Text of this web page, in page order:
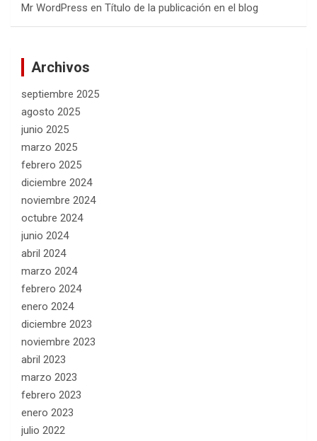
Mr WordPress en Título de la publicación en el blog
Archivos
septiembre 2025
agosto 2025
junio 2025
marzo 2025
febrero 2025
diciembre 2024
noviembre 2024
octubre 2024
junio 2024
abril 2024
marzo 2024
febrero 2024
enero 2024
diciembre 2023
noviembre 2023
abril 2023
marzo 2023
febrero 2023
enero 2023
julio 2022